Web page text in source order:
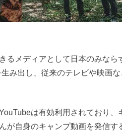
るメディアとして日本のみなら
生み出し、従来のテレビや映画
は有効利用されており
が自身のキャンプ動画を発信